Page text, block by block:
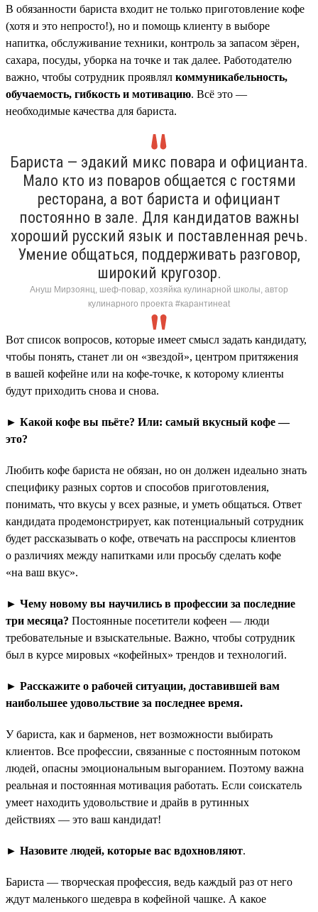
В обязанности бариста входит не только приготовление кофе
(хотя и это непросто!), но и помощь клиенту в выборе
напитка, обслуживание техники, контроль за запасом зёрен,
сахара, посуды, уборка на точке и так далее. Работодателю
важно, чтобы сотрудник проявлял коммуникабельность,
обучаемость, гибкость и мотивацию. Всё это —
необходимые качества для бариста.
Бариста — эдакий микс повара и официанта.
Мало кто из поваров общается с гостями
ресторана, а вот бариста и официант
постоянно в зале. Для кандидатов важны
хороший русский язык и поставленная речь.
Умение общаться, поддерживать разговор,
широкий кругозор.
Ануш Мирзоянц, шеф-повар, хозяйка кулинарной школы, автор
кулинарного проекта #карантинeat
Вот список вопросов, которые имеет смысл задать кандидату,
чтобы понять, станет ли он «звездой», центром притяжения
в вашей кофейне или на кофе-точке, к которому клиенты
будут приходить снова и снова.
► Какой кофе вы пьёте? Или: самый вкусный кофе —
это?
Любить кофе бариста не обязан, но он должен идеально знать
специфику разных сортов и способов приготовления,
понимать, что вкусы у всех разные, и уметь общаться. Ответ
кандидата продемонстрирует, как потенциальный сотрудник
будет рассказывать о кофе, отвечать на расспросы клиентов
о различиях между напитками или просьбу сделать кофе
«на ваш вкус».
► Чему новому вы научились в профессии за последние
три месяца? Постоянные посетители кофеен — люди
требовательные и взыскательные. Важно, чтобы сотрудник
был в курсе мировых «кофейных» трендов и технологий.
► Расскажите о рабочей ситуации, доставившей вам
наибольшее удовольствие за последнее время.
У бариста, как и барменов, нет возможности выбирать
клиентов. Все профессии, связанные с постоянным потоком
людей, опасны эмоциональным выгоранием. Поэтому важна
реальная и постоянная мотивация работать. Если соискатель
умеет находить удовольствие и драйв в рутинных
действиях — это ваш кандидат!
► Назовите людей, которые вас вдохновляют.
Бариста — творческая профессия, ведь каждый раз от него
ждут маленького шедевра в кофейной чашке. А какое